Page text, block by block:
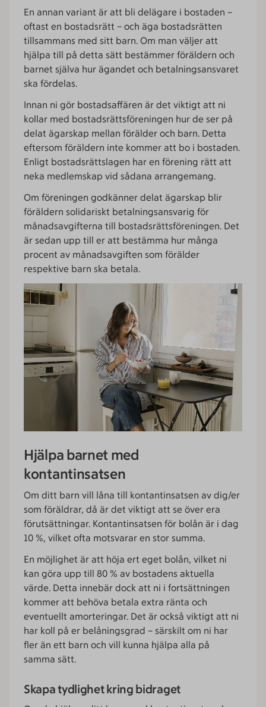
En annan variant är att bli delägare i bostaden –
oftast en bostadsrätt – och äga bostadsrätten
tillsammans med sitt barn. Om man väljer att
hjälpa till på detta sätt bestämmer föräldern och
barnet själva hur ägandet och betalningsansvaret
ska fördelas.
Innan ni gör bostadsaffären är det viktigt att ni
kollar med bostadsrättsföreningen hur de ser på
delat ägarskap mellan förälder och barn. Detta
eftersom föräldern inte kommer att bo i bostaden.
Enligt bostadsrättslagen har en förening rätt att
neka medlemskap vid sådana arrangemang.
Om föreningen godkänner delat ägarskap blir
föräldern solidariskt betalningsansvarig för
månadsavgifterna till bostadsrättsföreningen. Det
är sedan upp till er att bestämma hur många
procent av månadsavgiften som förälder
respektive barn ska betala.
Hjälpa barnet med
kontantinsatsen
Om ditt barn vill låna till kontantinsatsen av dig/er
som föräldrar, då är det viktigt att se över era
förutsättningar. Kontantinsatsen för bolån är i dag
10 %, vilket ofta motsvarar en stor summa.
En möjlighet är att höja ert eget bolån, vilket ni
kan göra upp till 80 % av bostadens aktuella
värde. Detta innebär dock att ni i fortsättningen
kommer att behöva betala extra ränta och
eventuellt amorteringar. Det är också viktigt att ni
har koll på er belåningsgrad – särskilt om ni har
fler än ett barn och vill kunna hjälpa alla på
samma sätt.
Skapa tydlighet kring bidraget